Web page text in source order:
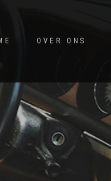
OVER ONS